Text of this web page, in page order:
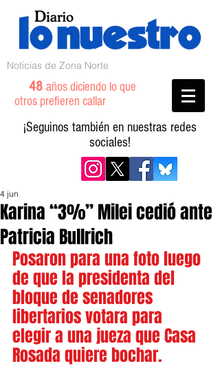
Noticias de Zona Norte
48 años diciendo lo que
otros prefieren callar
¡Seguinos también en nuestras redes
sociales!
Karina “3%” Milei cedió ante
Patricia Bullrich
4 jun
Posaron para una foto luego
de que la presidenta del
bloque de senadores
libertarios votara para
elegir a una jueza que Casa
Rosada quiere bochar.